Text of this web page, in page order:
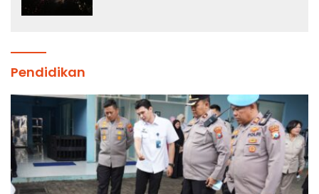
Pendidikan